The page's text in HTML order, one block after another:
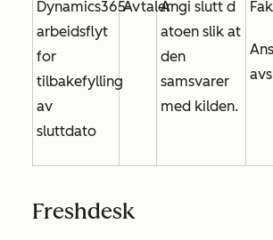
Dynamics365-
arbeidsflyt
for
tilbakefylling
av
sluttdato
AvtalerAngi slutt d
atoen slik at
den
samsvarer
med kilden.
Freshdesk